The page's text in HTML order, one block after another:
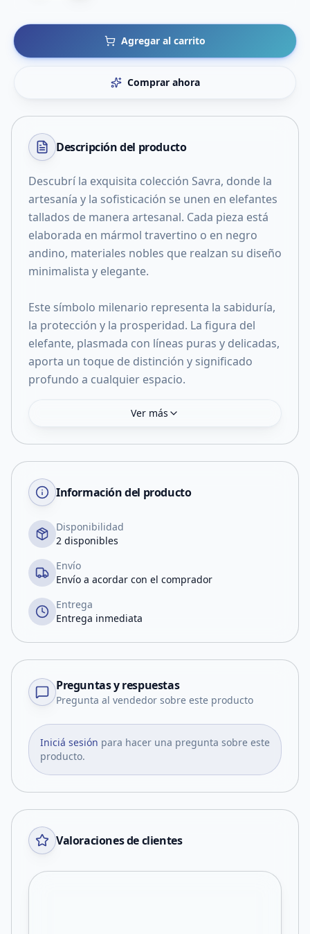
Agregar al carrito
Comprar ahora
Descripción del producto
Descubrí la exquisita colección Savra, donde la
artesanía y la sofisticación se unen en elefantes
tallados de manera artesanal. Cada pieza está
elaborada en mármol travertino o en negro
andino, materiales nobles que realzan su diseño
minimalista y elegante.
Este símbolo milenario representa la sabiduría,
la protección y la prosperidad. La figura del
elefante, plasmada con líneas puras y delicadas,
aporta un toque de distinción y significado
profundo a cualquier espacio.
Ver más
Información del producto
Disponibilidad
2 disponibles
Envío
Envío a acordar con el comprador
Entrega
Entrega inmediata
Preguntas y respuestas
Pregunta al vendedor sobre este producto
Iniciá sesión para hacer una pregunta sobre este
producto.
Valoraciones de clientes